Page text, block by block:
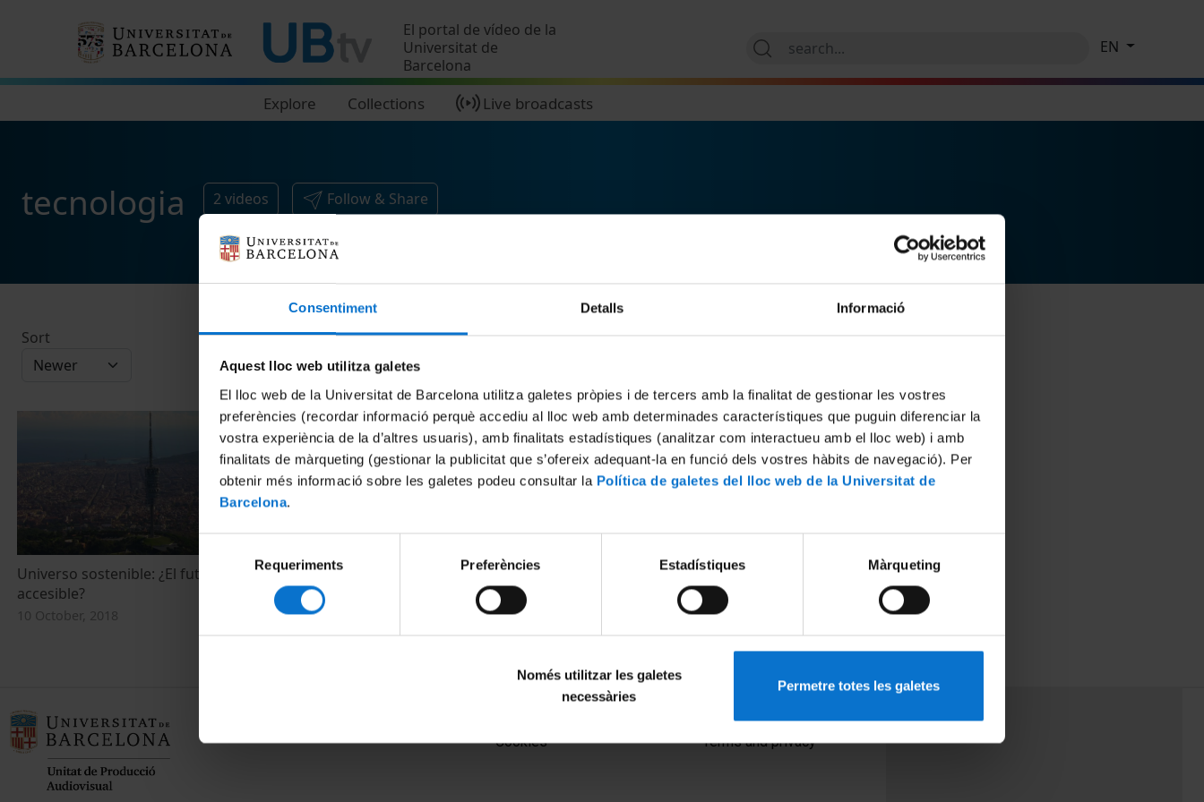
Consentiment Detalls Informació
Aquest lloc web utilitza galetes
El lloc web de la Universitat de Barcelona utilitza galetes pròpies i de tercers amb la finalitat de gestionar les vostres
preferències (recordar informació perquè accediu al lloc web amb determinades característiques que puguin diferenciar la
vostra experiència de la d’altres usuaris), amb finalitats estadístiques (analitzar com interactueu amb el lloc web) i amb
finalitats de màrqueting (gestionar la publicitat que s’ofereix adequant-la en funció dels vostres hàbits de navegació). Per
obtenir més informació sobre les galetes podeu consultar la Política de galetes del lloc web de la Universitat de
Barcelona.
consentiment
Requeriments Preferències Estadístiques Màrqueting
Només utilitzar les galetes
necessàries
Permetre totes les galetes
El portal de vídeo de la
Universitat de
Barcelona
Explore Collections Live broadcasts
EN
tecnologia 2 videos Follow & Share
Sort
Universo sostenible: ¿El futuro es
accesible?
10 October, 2018
Cultura y reto tecnológico
1 December, 2011
Cookies
Terms and privacy